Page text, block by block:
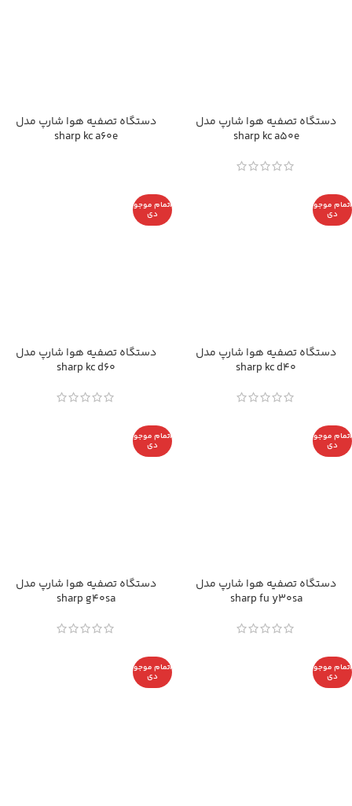
دستگاه تصفیه هوا شارپ مدل
sharp kc a50e
دستگاه تصفیه هوا شارپ مدل
sharp kc a60e
اتمام موجو
دی
دستگاه تصفیه هوا شارپ مدل
sharp kc d40
اتمام موجو
دی
دستگاه تصفیه هوا شارپ مدل
sharp kc d60
اتمام موجو
دی
دستگاه تصفیه هوا شارپ مدل
sharp fu y30sa
اتمام موجو
دی
دستگاه تصفیه هوا شارپ مدل
sharp g40sa
اتمام موجو
دی
اتمام موجو
دی